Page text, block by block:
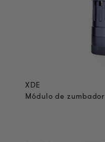
XDE
Módulo de zumbador